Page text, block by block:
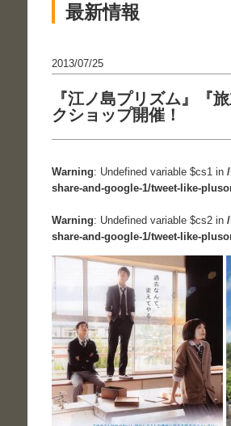
最新情報
2013/07/25
『江ノ島プリズム』『
クショップ開催！
Warning: Undefined variable $cs1 in
share-and-google-1/tweet-like-
Warning: Undefined variable $cs2 in
share-and-google-1/tweet-like-